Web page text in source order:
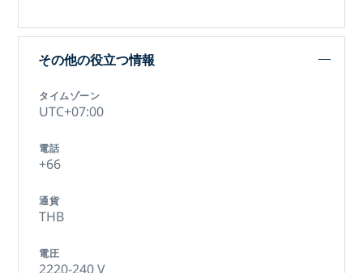
その他の役立つ情報
タイムゾーン
UTC+07:00
電話
+66
通貨
THB
電圧
2220-240 V